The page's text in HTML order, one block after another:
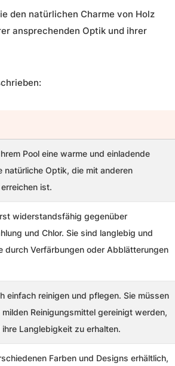
den natürlichen Charme von Holz
ansprechenden Optik und ihrer
Pool eine warme und einladende
Optik, die mit anderen
ist.
widerstandsfähig gegenüber
und Chlor. Sie sind langlebig und
durch Verfärbungen oder Abblätterungen
einfach reinigen und pflegen. Sie müssen
Reinigungsmittel gereinigt werden,
Langlebigkeit zu erhalten.
Farben und Designs erhältlich,